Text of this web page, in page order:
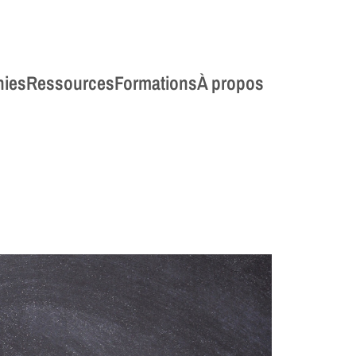
RessourcesFormationsÀ propos